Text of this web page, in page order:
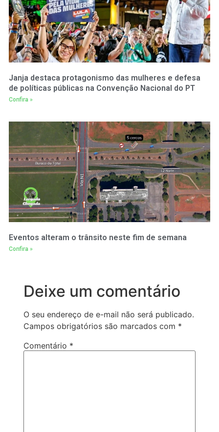
Janja destaca protagonismo das mulheres e defesa
de políticas públicas na Convenção Nacional do PT
Confira »
Eventos alteram o trânsito neste fim de semana
Confira »
Deixe um comentário
O seu endereço de e-mail não será publicado.
Campos obrigatórios são marcados com *
Comentário *